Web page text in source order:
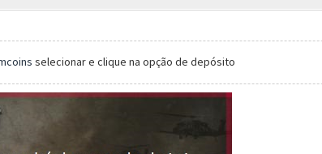
selecionar e clique na opção de depósito